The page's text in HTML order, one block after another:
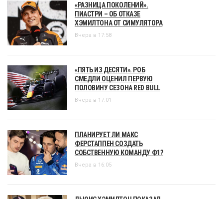
«РАЗНИЦА ПОКОЛЕНИЙ».
ПИАСТРИ – ОБ ОТКАЗЕ
ХЭМИЛТОНА ОТ СИМУЛЯТОРА
Вчера в 17:58
«ПЯТЬ ИЗ ДЕСЯТИ». РОБ
СМЕДЛИ ОЦЕНИЛ ПЕРВУЮ
ПОЛОВИНУ СЕЗОНА RED BULL
Вчера в 17:01
ПЛАНИРУЕТ ЛИ МАКС
ФЕРСТАППЕН СОЗДАТЬ
СОБСТВЕННУЮ КОМАНДУ Ф1?
Вчера в 16:05